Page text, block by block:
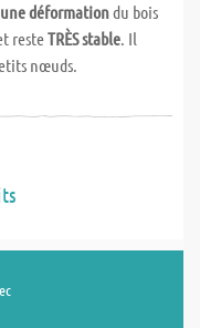
déformationdu bois
resteTRÈS stable. Il
nœuds.